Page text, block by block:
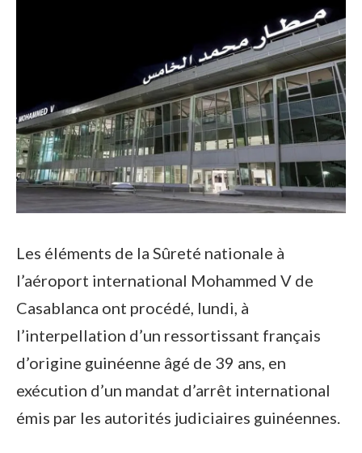
Les éléments de la Sûreté nationale à
l’aéroport international Mohammed V de
Casablanca ont procédé, lundi, à
l’interpellation d’un ressortissant français
d’origine guinéenne âgé de 39 ans, en
exécution d’un mandat d’arrêt international
émis par les autorités judiciaires guinéennes.